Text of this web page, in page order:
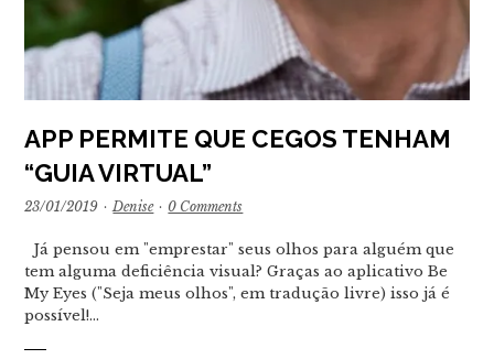
APP PERMITE QUE CEGOS TENHAM
“GUIA VIRTUAL”
23/01/2019 · Denise · 0 Comments
Já pensou em "emprestar" seus olhos para alguém que
tem alguma deficiência visual? Graças ao aplicativo Be
My Eyes ("Seja meus olhos", em tradução livre) isso já é
possível!…